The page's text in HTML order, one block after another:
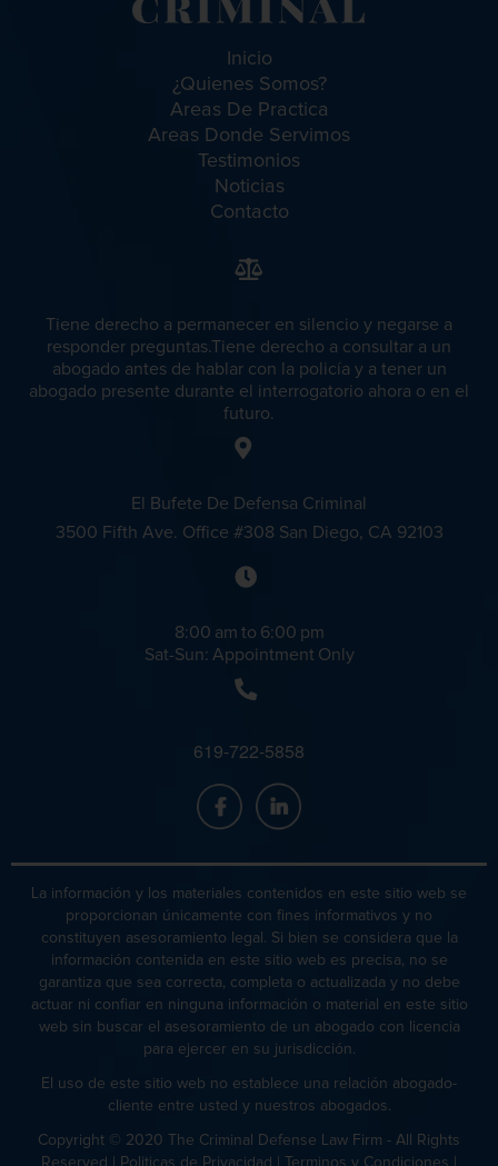
Fraude Inmobiliario
Homicidio Involuntario
Hurto En Tiendas
Hurto Mayor
Hurto Mayor De Auto
Inicio
¿Quienes Somos?
Areas De Practica
Areas Donde Servimos
Testimonios
Noticias
Contacto
Tiene derecho a permanecer en silencio y negarse a
responder preguntas.Tiene derecho a consultar a un
abogado antes de hablar con la policía y a tener un
abogado presente durante el interrogatorio ahora o en el
futuro.
El Bufete De Defensa Criminal
3500 Fifth Ave. Office #308 San Diego, CA 92103
8:00 am to 6:00 pm
Sat-Sun: Appointment Only
619-722-5858
La información y los materiales contenidos en este sitio web se
proporcionan únicamente con fines informativos y no
constituyen asesoramiento legal. Si bien se considera que la
información contenida en este sitio web es precisa, no se
garantiza que sea correcta, completa o actualizada y no debe
actuar ni confiar en ninguna información o material en este sitio
web sin buscar el asesoramiento de un abogado con licencia
para ejercer en su jurisdicción.
El uso de este sitio web no establece una relación abogado-
cliente entre usted y nuestros abogados.
Copyright © 2020 The Criminal Defense Law Firm - All Rights